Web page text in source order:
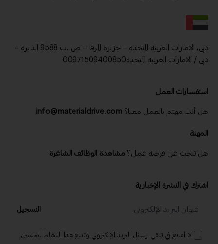
دبي، الامارات العربية المتحدة – جزيرة المرفا – ص .ب 9588 الديرة –
دبي / الامارات العربية المتحدة00971509400850
استفسارات العمل
هل أنت مهتم بالعمل معنا؟ info@materialdrive.com
المهنة
هل تبحث عن فرصة عمل؟ مشاهدة الوظائف الشاغرة
اشترك في النشرة الإخبارية
التسجيل
لا أمانع في تلقي رسائل البريد الإلكتروني وتتبع هذا النشاط لتحسين
تابع نشراتنا الإخبارية اليومية والأسبوعية